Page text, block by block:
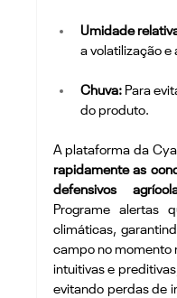
Umidade
a volatilização e
Chuva: Para
do produto.
A plataforma da
rapidamente as
defensivos
Programe alertas
climáticas,
campo no momento
intuitivas e
evitando perdas de